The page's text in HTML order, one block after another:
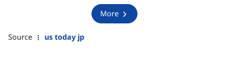
More
Source us today jp